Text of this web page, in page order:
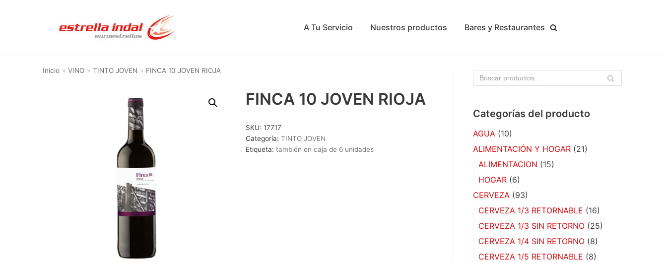
A Tu Servicio Nuestros productos Bares y Restaurantes
Inicio » VINO » TINTO JOVEN » FINCA 10 JOVEN RIOJA
FINCA 10 JOVEN RIOJA
SKU: 17717
Categoría: TINTO JOVEN
Etiqueta: también en caja de 6 unidades
BU
Categorías del producto
AGUA (10)
ALIMENTACIÓN Y HOGAR (21)
ALIMENTACION (15)
HOGAR (6)
CERVEZA (93)
CERVEZA 1/3 RETORNABLE (16)
CERVEZA 1/3 SIN RETORNO (25)
CERVEZA 1/4 SIN RETORNO (8)
CERVEZA 1/5 RETORNABLE (8)